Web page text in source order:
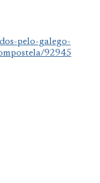
pelo-galego-
92945